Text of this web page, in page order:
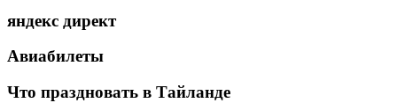
яндекс директ
Авиабилеты
Что праздновать в Тайланде